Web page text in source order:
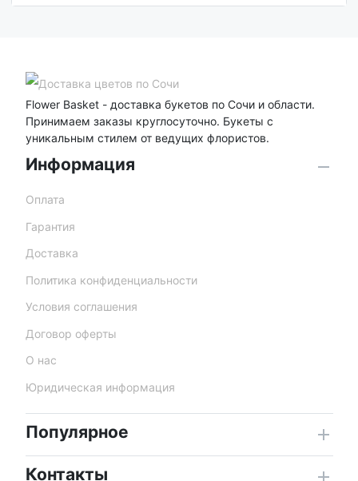
Flower Basket - доставка букетов по Сочи и области.
Принимаем заказы круглосуточно. Букеты с
уникальным стилем от ведущих флористов.
Информация
Оплата
Гарантия
Доставка
Политика конфиденциальности
Условия соглашения
Договор оферты
О нас
Юридическая информация
Популярное
Контакты